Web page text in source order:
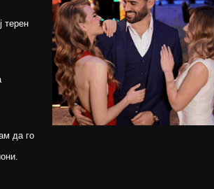
терен
да го
рекордниот трансфер на
Диоманде
Томас Волкап преговара со
Дубаи
Перишиќ дал согласност за
враќање во Интер